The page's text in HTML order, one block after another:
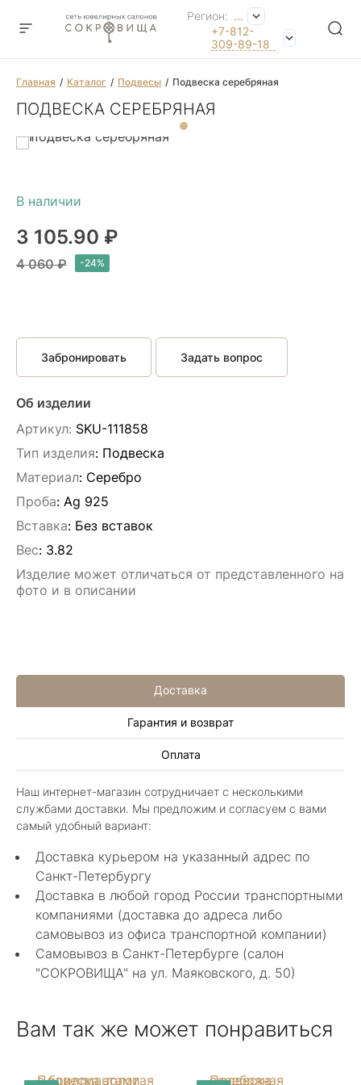
Регион: ...
+7-812-
309-89-18
Главная Каталог Подвесы Подвеска серебряная
ПОДВЕСКА СЕРЕБРЯНАЯ
3 105.90 ₽
4 060 ₽
Забронировать Задать вопрос
Об изделии
Артикул: SKU-111858
Тип изделия: Подвескa
Материал: Серебро
Проба: Ag 925
Вставка: Без вставок
Вес: 3.82
Изделие может отличаться от представленного на
фото и в описании
Доставка
Гарантия и возврат
Оплата
Наш интернет-магазин сотрудничает с несколькими
службами доставки. Мы предложим и согласуем с вами
самый удобный вариант:
Доставка курьером на указанный адрес по
Санкт-Петербургу
Доставка в любой город России транспортными
компаниями (доставка до адреса либо
самовывоз из офиса транспортной компании)
Самовывоз в Санкт-Петербурге (салон
"СОКРОВИЩА" на ул. Маяковского, д. 50)
Вам так же может понравиться
Алла Майорова
Классные изделия, оригинальные не похожие
в других магазинах. Сотрудники очень
грамотные специалисты в своем деле помогли
с выбором.
Показать полностью
Нелли Г.
4 мая 2025
Каждый раз бывая на Большой Конюшенной
12 в Санкт-Петербурге посещаю этот
феи-специалисты" помогут определиться с
выбором ! Украшения из этого бутика
любимыми и носимыми! Спасибо Вам за
arcobaleno04